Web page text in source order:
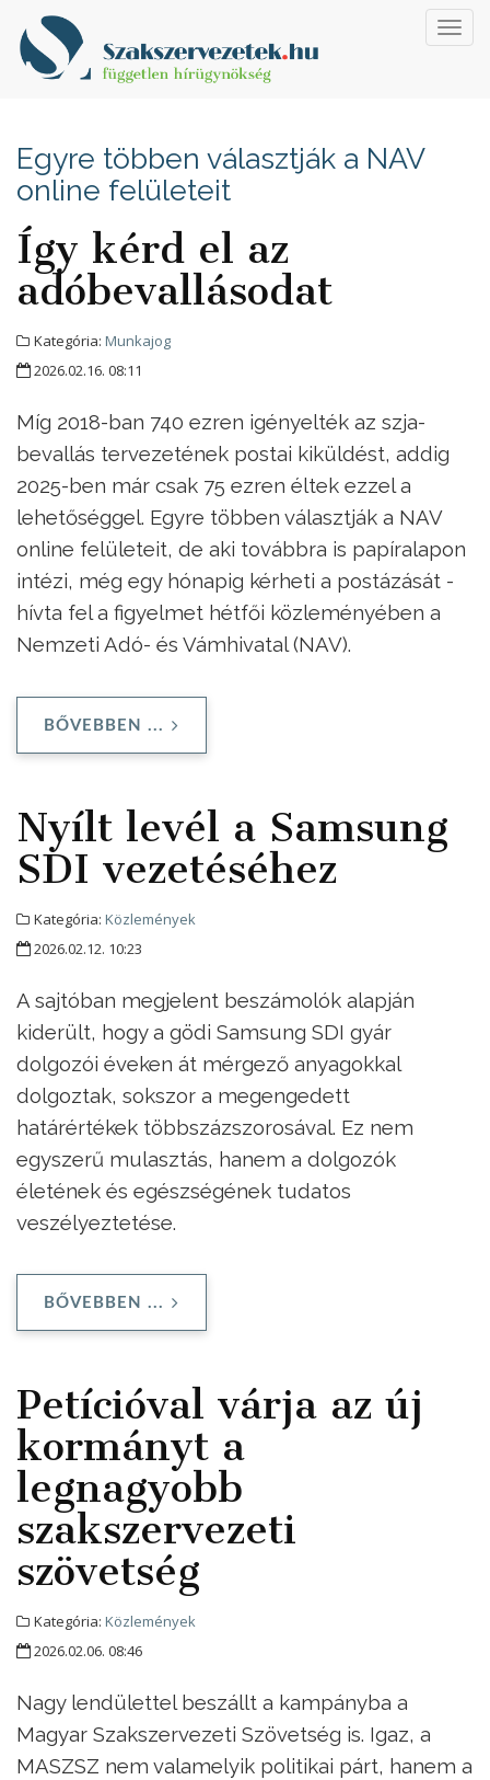
Egyre többen választják a NAV
online felületeit
Így kérd el az
adóbevallásodat
Kategória: Munkajog
2026.02.16. 08:11
Míg 2018-ban 740 ezren igényelték az szja-
bevallás tervezetének postai kiküldést, addig
2025-ben már csak 75 ezren éltek ezzel a
lehetőséggel. Egyre többen választják a NAV
online felületeit, de aki továbbra is papíralapon
intézi, még egy hónapig kérheti a postázását -
hívta fel a figyelmet hétfői közleményében a
Nemzeti Adó- és Vámhivatal (NAV).
BŐVEBBEN ...
Nyílt levél a Samsung
SDI vezetéséhez
Kategória: Közlemények
2026.02.12. 10:23
A sajtóban megjelent beszámolók alapján
kiderült, hogy a gödi Samsung SDI gyár
dolgozói éveken át mérgező anyagokkal
dolgoztak, sokszor a megengedett
határértékek többszázszorosával. Ez nem
egyszerű mulasztás, hanem a dolgozók
életének és egészségének tudatos
veszélyeztetése.
BŐVEBBEN ...
Petícióval várja az új
kormányt a
legnagyobb
szakszervezeti
szövetség
Kategória: Közlemények
2026.02.06. 08:46
Nagy lendülettel beszállt a kampányba a
Magyar Szakszervezeti Szövetség is. Igaz, a
MASZSZ nem valamelyik politikai párt, hanem a